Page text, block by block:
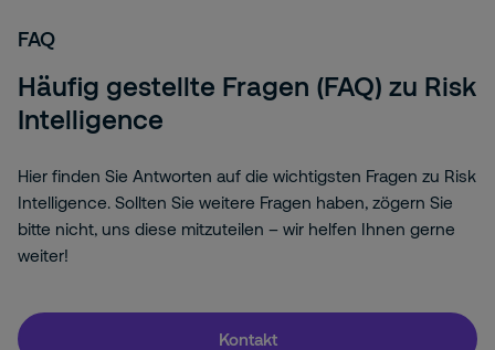
FAQ
Häufig gestellte Fragen (FAQ) zu Risk
Intelligence
Hier finden Sie Antworten auf die wichtigsten Fragen zu Risk
Intelligence. Sollten Sie weitere Fragen haben, zögern Sie
bitte nicht, uns diese mitzuteilen – wir helfen Ihnen gerne
weiter!
Kontakt